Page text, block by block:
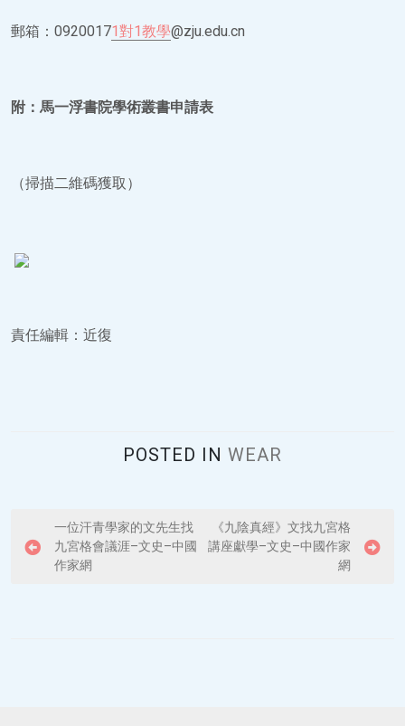
郵箱：09200171對1教學@zju.edu.cn
附：馬一浮書院學術叢書申請表
（掃描二維碼獲取）
責任編輯：近復
POSTED IN WEAR
o
一位汗青學家的文先生找
九宮格會議涯–文史–中國
作家網
《九陰真經》文找九宮格
講座獻學–文史–中國作家
網